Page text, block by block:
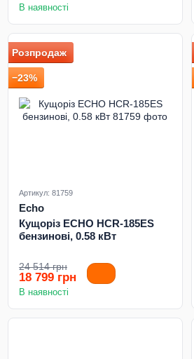
В наявності
Розпродаж
−23%
Артикул: 81759
Echo
Кущоріз ECHO HCR-185ES
бензинові, 0.58 кВт
24 514 грн
18 799 грн
В наявності